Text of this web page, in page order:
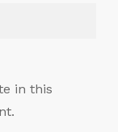
in this